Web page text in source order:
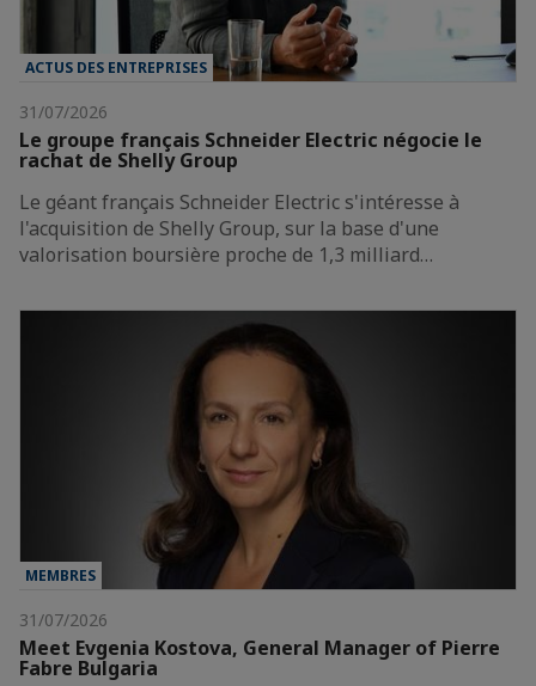
ACTUS DES ENTREPRISES
31/07/2026
Le groupe français Schneider Electric négocie le
rachat de Shelly Group
Le géant français Schneider Electric s'intéresse à
l'acquisition de Shelly Group, sur la base d'une
valorisation boursière proche de 1,3 milliard…
MEMBRES
31/07/2026
Meet Evgenia Kostova, General Manager of Pierre
Fabre Bulgaria